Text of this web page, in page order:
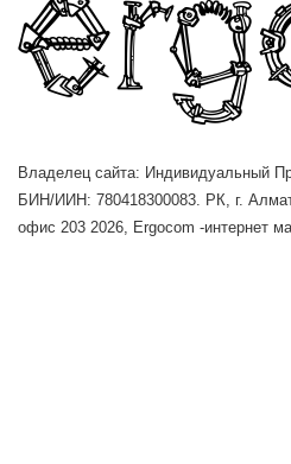
Владелец сайта: Индивидуальный
БИН/ИИН: 780418300083. РК, г.
офис 203 2026, Ergocom -интернет